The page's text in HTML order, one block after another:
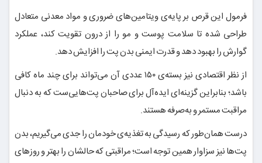
فرمول این قرص بر پایه‌ی ویتامین‌های ضروری و مواد معدنی متعادل
طراحی شده تا سلامت پوست و مو را از درون تقویت کند، عملکرد
گوارش را بهبود دهد و قدرت ایمنی بدن پت را افزایش دهد.
از نظر اقتصادی نیز بسته‌ی ۱۵۰ عددی آن می‌تواند برای چند ماه کافی
باشد؛ بنابراین گزینه‌ای ایده‌آل برای صاحبان پت‌هایی‌ست که به دنبال
مراقبت مستمر و به‌صرفه هستند.
درست همان‌طور که رسیدگی به تغذیه‌ی خودمان را جدی می‌گیریم، بدن
پت‌ها نیز سزاوار همین توجه است؛ مراقبتی که حالشان را بهتر و روزهای